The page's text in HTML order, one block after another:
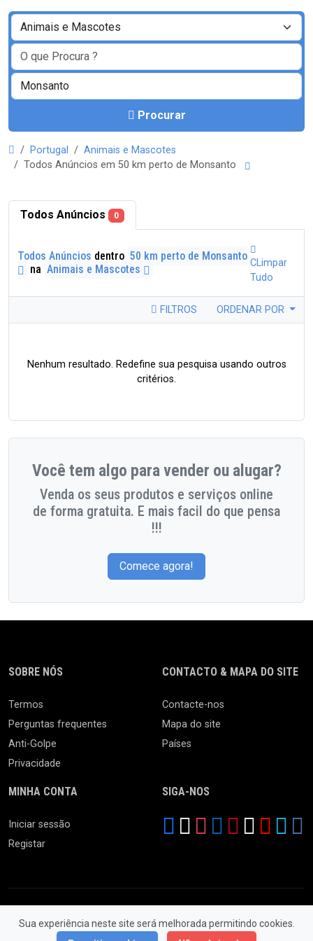
Procurar
Portugal
Animais e Mascotes
Todos Anúncios em 50 km perto de Monsanto
Todos Anúncios 0
Todos Anúncios dentro 50 km perto de Monsanto
na Animais e Mascotes
CLimpar
Tudo
FILTROS ORDENAR POR
Nenhum resultado. Redefine sua pesquisa usando outros
critérios.
Você tem algo para vender ou alugar?
Venda os seus produtos e serviços online
de forma gratuita. E mais facil do que pensa
!!!
Comece agora!
Sua experiência neste site será melhorada permitindo cookies.
SOBRE NÓS
Termos
Perguntas frequentes
Anti-Golpe
Privacidade
CONTACTO & MAPA DO SITE
Contacte-nos
Mapa do site
Países
MINHA CONTA
Iniciar sessão
Registar
SIGA-NOS
© 2026 Feira da Ladra. Todos os Direitos Reservados.